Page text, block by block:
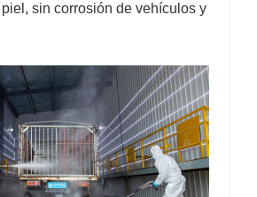
sin corrosión de vehículos y